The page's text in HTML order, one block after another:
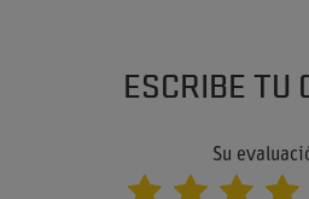
ESCRIBE TU
Su